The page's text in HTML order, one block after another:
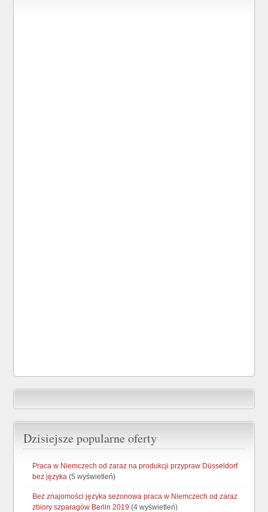
Dzisiejsze popularne oferty
Praca w Niemczech od zaraz na produkcji przypraw Düsseldorf
bez języka (5 wyświetleń)
Bez znajomości języka sezonowa praca w Niemczech od zaraz
zbiory szparagów Berlin 2019 (4 wyświetleń)